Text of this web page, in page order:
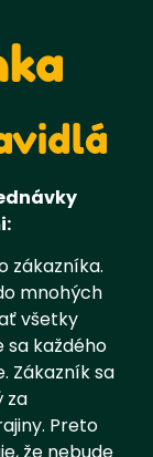
zákazníka.
mnohých
všetky
sa každého
Zákazník sa
za
Preto